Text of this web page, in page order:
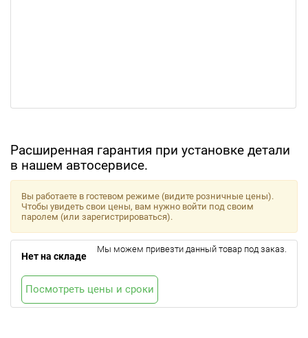
Расширенная гарантия при установке детали
в нашем автосервисе.
Вы работаете в гостевом режиме (видите розничные цены).
Чтобы увидеть свои цены, вам нужно войти под своим
паролем (или зарегистрироваться).
Нет на складе
Мы можем привезти данный товар под заказ.
Посмотреть цены и сроки